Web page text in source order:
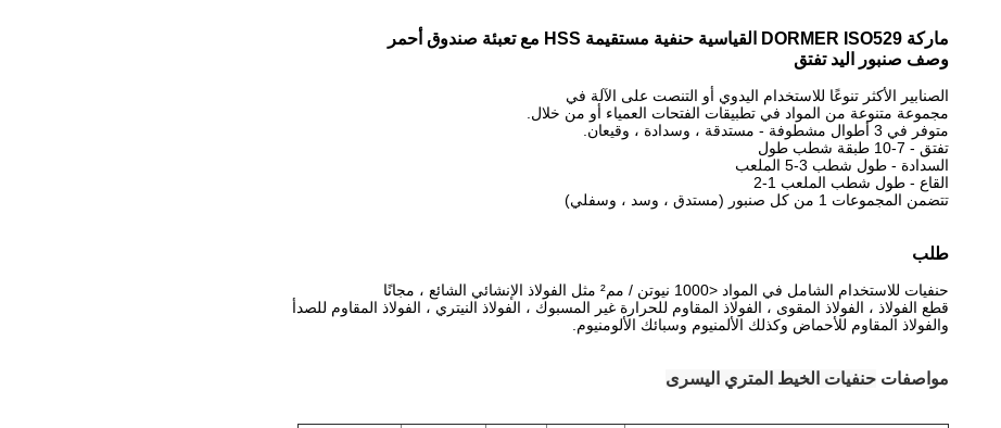
ماركة DORMER ISO529 القياسية حنفية مستقيمة HSS مع تعبئة صندوق أحمر
وصف صنبور اليد تفتق
الصنابير الأكثر تنوعًا للاستخدام اليدوي أو التنصت على الآلة في
مجموعة متنوعة من المواد في تطبيقات الفتحات العمياء أو من خلال.
متوفر في 3 أطوال مشطوفة - مستدقة ، وسدادة ، وقيعان.
تفتق - 7-10 طبقة شطب طول
السدادة - طول شطب 3-5 الملعب
القاع - طول شطب الملعب 1-2
تتضمن المجموعات 1 من كل صنبور (مستدق ، وسد ، وسفلي)
طلب
حنفيات للاستخدام الشامل في المواد <1000 نيوتن / مم² مثل الفولاذ الإنشائي الشائع ، مجانًا
قطع الفولاذ ، الفولاذ المقوى ، الفولاذ المقاوم للحرارة غير المسبوك ، الفولاذ النيتري ، الفولاذ المقاوم للصدأ
والفولاذ المقاوم للأحماض وكذلك الألمنيوم وسبائك الألومنيوم.
مواصفات حنفيات الخيط المتري اليسرى